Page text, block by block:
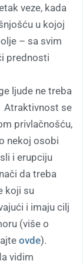
veze, kada
u kojoj
– sa svim
prednosti
ljude ne treba
Atraktivnost se
privlačnošću,
nekoj osobi
i erupciju
da treba
koji su
i imaju cilj
(više o
ovde).
vidim